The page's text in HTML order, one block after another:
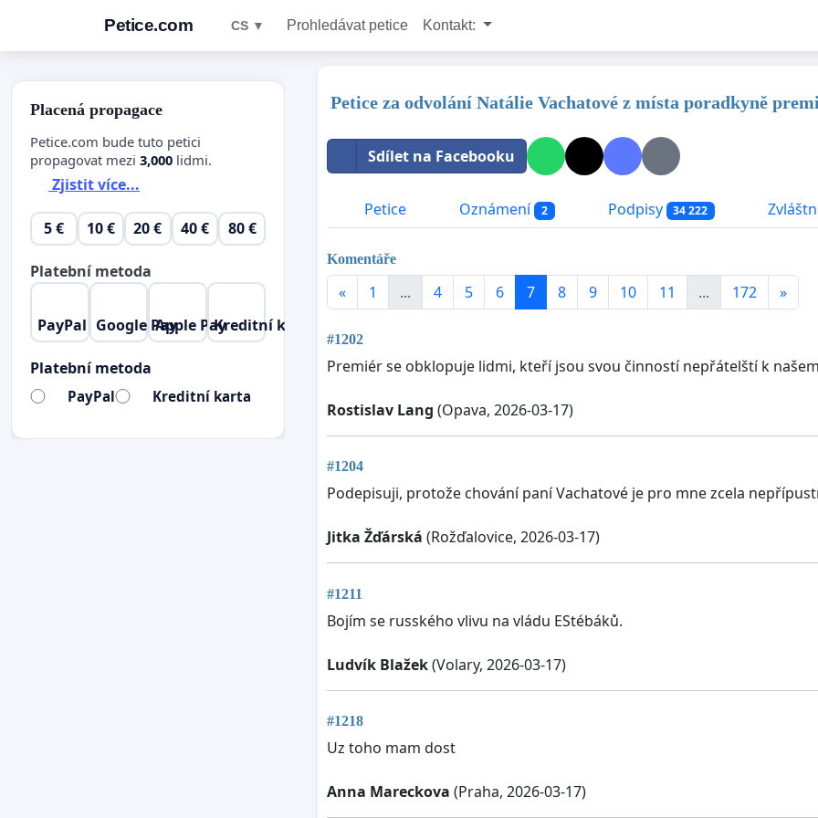
Petice.com CS ▼ Prohledávat petice Kontakt:
Petice za odvolání Natálie Vachatové z místa poradkyně
Sdílet na Facebooku
Petice Oznámení 2 Podpisy 34 222
Komentáře
« 1 ... 4 5 6 7 8 9 10 11 ... 172 »
#1202
Premiér se obklopuje lidmi, kteří jsou svou činností nepřátelští k
Rostislav Lang (Opava, 2026-03-17)
#1204
Podepisuji, protože chování paní Vachatové je pro mne zcela
Jitka Žďárská (Rožďalovice, 2026-03-17)
#1211
Bojím se rusského vlivu na vládu EStébáků.
Ludvík Blažek(Volary, 2026-03-17)
#1218
Uz toho mam dost
Anna Mareckova (Praha, 2026-03-17)
Placená propagace
Petice.com bude tuto petici
propagovat mezi 3,000 lidmi.
Zjistit více...
5 € 10 € 20 € 40 € 80 €
Platební metoda
PayPal Google PayApple PayKreditní karta
Platební metoda
PayPal Kreditní karta